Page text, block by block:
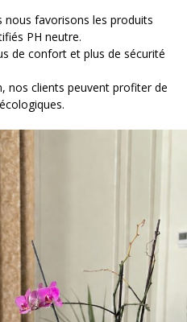
nous favorisons les produits
PH neutre.
de confort et plus de sécurité
nos clients peuvent profiter de